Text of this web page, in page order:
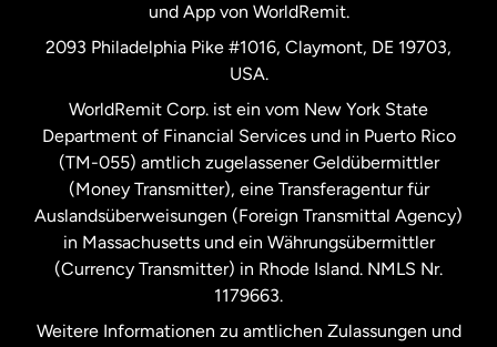
Vereinigte Staaten English
Vereinigte Staaten
Vereinigtes Königreich
und App von WorldRemit.
2093 Philadelphia Pike #1016, Claymont, DE 19703,
USA.
WorldRemit Corp. ist ein vom New York State
Department of Financial Services und in Puerto Rico
(TM-055) amtlich zugelassener Geldübermittler
(Money Transmitter), eine Transferagentur für
Auslandsüberweisungen (Foreign Transmittal Agency)
in Massachusetts und ein Währungsübermittler
(Currency Transmitter) in Rhode Island. NMLS Nr.
1179663.
Weitere Informationen zu amtlichen Zulassungen und